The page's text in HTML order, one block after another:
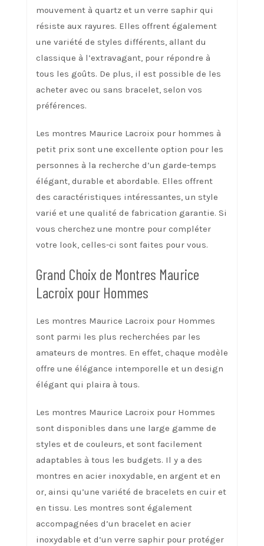
mouvement à quartz et un verre saphir qui
résiste aux rayures. Elles offrent également
une variété de styles différents, allant du
classique à l’extravagant, pour répondre à
tous les goûts. De plus, il est possible de les
acheter avec ou sans bracelet, selon vos
préférences.
Les montres Maurice Lacroix pour hommes à
petit prix sont une excellente option pour les
personnes à la recherche d’un garde-temps
élégant, durable et abordable. Elles offrent
des caractéristiques intéressantes, un style
varié et une qualité de fabrication garantie. Si
vous cherchez une montre pour compléter
votre look, celles-ci sont faites pour vous.
Grand Choix de Montres Maurice
Lacroix pour Hommes
Les montres Maurice Lacroix pour Hommes
sont parmi les plus recherchées par les
amateurs de montres. En effet, chaque modèle
offre une élégance intemporelle et un design
élégant qui plaira à tous.
Les montres Maurice Lacroix pour Hommes
sont disponibles dans une large gamme de
styles et de couleurs, et sont facilement
adaptables à tous les budgets. Il y a des
montres en acier inoxydable, en argent et en
or, ainsi qu’une variété de bracelets en cuir et
en tissu. Les montres sont également
accompagnées d’un bracelet en acier
inoxydable et d’un verre saphir pour protéger